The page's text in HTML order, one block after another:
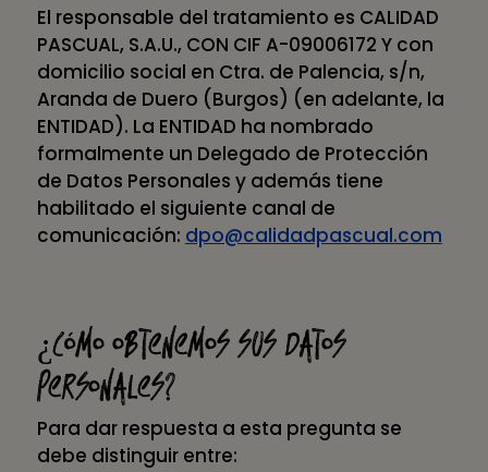
El responsable del tratamiento es CALIDAD
PASCUAL, S.A.U., CON CIF A-09006172 Y con
domicilio social en Ctra. de Palencia, s/n,
Aranda de Duero (Burgos) (en adelante, la
ENTIDAD). La ENTIDAD ha nombrado
formalmente un Delegado de Protección
de Datos Personales y además tiene
habilitado el siguiente canal de
comunicación: dpo@calidadpascual.com
¿Cómo obtenemos sus datos
personales?
Para dar respuesta a esta pregunta se
debe distinguir entre: